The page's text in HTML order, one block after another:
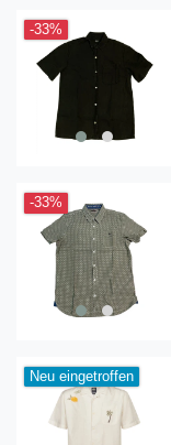
-33%
-33%
Neu eingetroffen